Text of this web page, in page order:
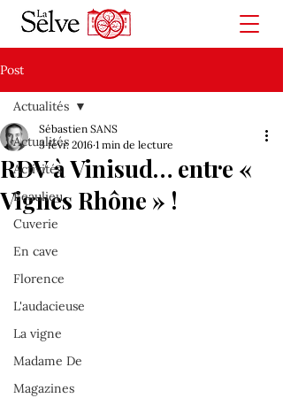
Post
Actualités
Activités
Beaulieu
Cuverie
En cave
Florence
L'audacieuse
La vigne
Madame De
Magazines
Actualités
RDV à Vinisud… entre «
Vignes Rhône » !
Sébastien SANS
3 févr. 2016 1 min de lecture